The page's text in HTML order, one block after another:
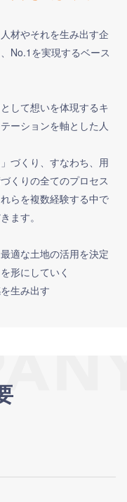
材やそれを生み出す企
No.1を実現するベース
して想いを体現するキ
ーションを軸とした人
づくり、すなわち、用
くりの全てのプロセス
らを複数経験する中で
ます。
適な土地の活用を決定
形にしていく
生み出す